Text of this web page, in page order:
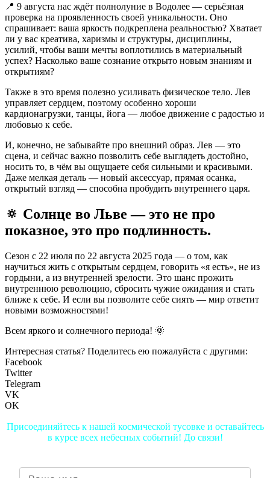
📍 9 августа нас ждёт полнолуние в Водолее — серьёзная
проверка на проявленность своей уникальности. Оно
спрашивает: ваша яркость подкреплена реальностью? Хватает
ли у вас креатива, харизмы и структуры, дисциплины,
усилий, чтобы ваши мечты воплотились в материальный
успех? Насколько ваше сознание открыто новым знаниям и
открытиям?
Также в это время полезно усиливать физическое тело. Лев
управляет сердцем, поэтому особенно хороши
кардионагрузки, танцы, йога — любое движение с радостью и
любовью к себе.
И, конечно, не забывайте про внешний образ. Лев — это
сцена, и сейчас важно позволить себе выглядеть достойно,
носить то, в чём вы ощущаете себя сильными и красивыми.
Даже мелкая деталь — новый аксессуар, прямая осанка,
открытый взгляд — способна пробудить внутреннего царя.
🔅 Солнце во Льве — это не про
показное, это про подлинность.
Сезон с 22 июля по 22 августа 2025 года — о том, как
научиться жить с открытым сердцем, говорить «я есть», не из
гордыни, а из внутренней зрелости. Это шанс прожить
внутреннюю революцию, сбросить чужие ожидания и стать
ближе к себе. И если вы позволите себе сиять — мир ответит
новыми возможностями!
Всем яркого и солнечного периода! 🌞
Интересная статья? Поделитесь ею пожалуйста с другими:
Facebook
Twitter
Telegram
VK
OK
Присоединяйтесь к нашей космической тусовке и оставайтесь
в курсе всех небесных событий! До связи!